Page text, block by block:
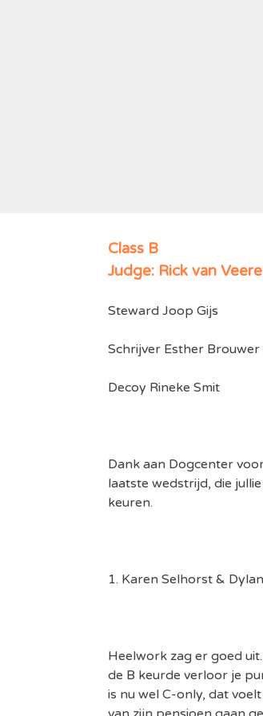
Class B
Judge: Rick van
Steward Joop Gijs
Schrijver Esther Brouwer
Decoy Rineke Smit
Dank aan Dogcenter
laatste wedstrijd, die
keuren.
1. Karen Selhorst &
Heelwork zag er goed
de B keurde verloor je
is nu wel C-only, dat